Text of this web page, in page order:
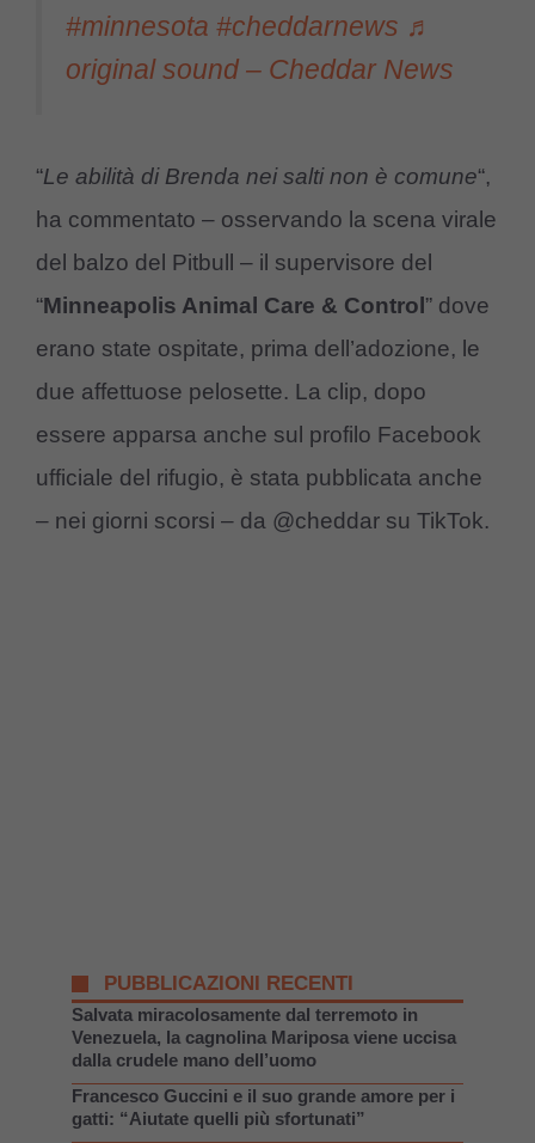
#minnesota #cheddarnews ♬
original sound – Cheddar News
“Le abilità di Brenda nei salti non è comune“,
ha commentato – osservando la scena virale
del balzo del Pitbull – il supervisore del
“Minneapolis Animal Care & Control” dove
erano state ospitate, prima dell’adozione, le
due affettuose pelosette. La clip, dopo
essere apparsa anche sul profilo Facebook
ufficiale del rifugio, è stata pubblicata anche
– nei giorni scorsi – da @cheddar su TikTok.
PUBBLICAZIONI RECENTI
Salvata miracolosamente dal terremoto in
Venezuela, la cagnolina Mariposa viene uccisa
dalla crudele mano dell’uomo
Francesco Guccini e il suo grande amore per i
gatti: “Aiutate quelli più sfortunati”